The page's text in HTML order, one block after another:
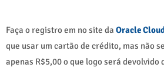
Faça o registro em no site da Oracle
que usar um cartão de crédito, mas não
apenas R$5,00 o que logo será devolvido